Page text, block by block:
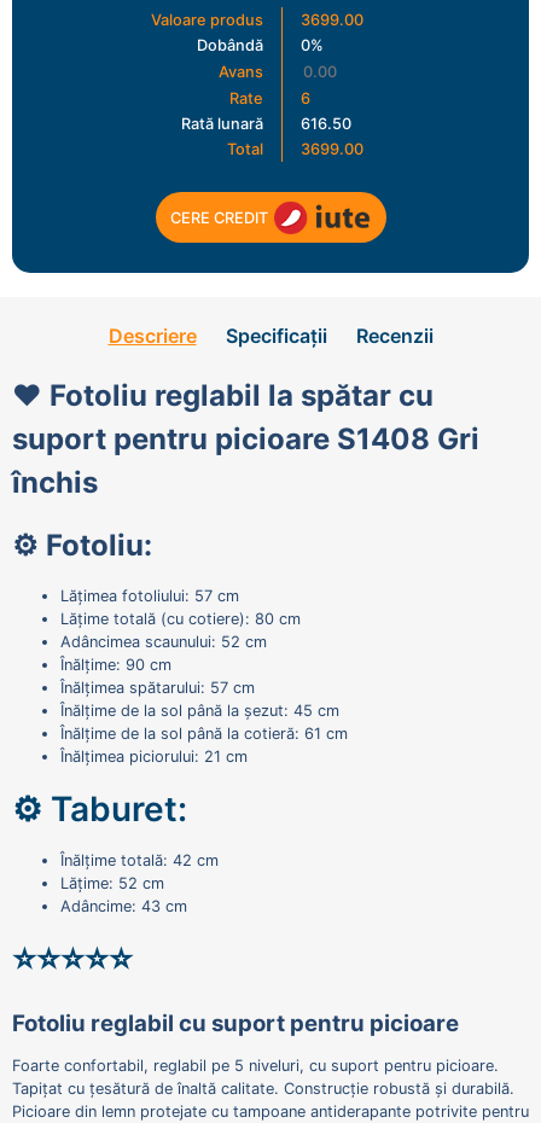
Valoare produs
3699.00
Dobândă
0%
Avans
Rate
6
Rată lunară
616.50
Total
3699.00
CERE CREDIT
Descriere Specificații Recenzii
❤️ Fotoliu reglabil la spătar cu
suport pentru picioare S1408 Gri
închis
⚙️ Fotoliu:
Lățimea fotoliului: 57 cm
Lățime totală (cu cotiere): 80 cm
Adâncimea scaunului: 52 cm
Înălțime: 90 cm
Înălțimea spătarului: 57 cm
Înălțime de la sol până la șezut: 45 cm
Înălțime de la sol până la cotieră: 61 cm
Înălțimea piciorului: 21 cm
⚙️ Taburet:
Înălțime totală: 42 cm
Lățime: 52 cm
Adâncime: 43 cm
⭐⭐⭐⭐⭐
Fotoliu reglabil cu suport pentru picioare
Foarte confortabil, reglabil pe 5 niveluri, cu suport pentru picioare.
Tapițat cu țesătură de înaltă calitate. Construcție robustă și durabilă.
Picioare din lemn protejate cu tampoane antiderapante potrivite pentru